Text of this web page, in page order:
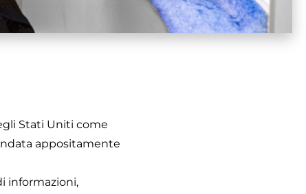
Stati Uniti come
appositamente
informazioni,